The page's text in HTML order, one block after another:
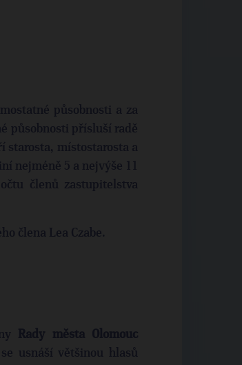
působnosti a za
působnosti přísluší radě
starosta, místostarosta a
nejméně 5 a nejvýše 11
členů zastupitelstva
člena Lea Czabe.
Rady města Olomouc
usnáší většinou hlasů